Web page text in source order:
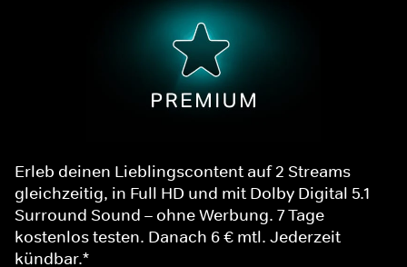
Erleb deinen Lieblingscontent auf 2 Streams
gleichzeitig, in Full HD und mit Dolby Digital 5.1
Surround Sound – ohne Werbung. 7 Tage
kostenlos testen. Danach 6 € mtl. Jederzeit
kündbar.*